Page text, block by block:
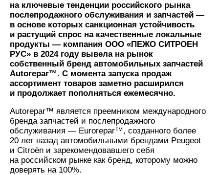
на ключевые тенденции российского рынка
послепродажного обслуживания и запчастей —
в основе которых санкционная устойчивость
и растущий спрос на качественные локальные
продукты — компания ООО «ПЕЖО СИТРОЕН
РУС» в 2024 году вывела на рынок
собственный бренд автомобильных запчастей
Autorepar™. С момента запуска продаж
ассортимент товаров заметно расширился
и продолжает пополняться ежемесячно.
Autorepar™ является преемником международного
бренда запчастей и послепродажного
обслуживания — Eurorepar™, созданного более
20 лет назад автомобильными брендами Peugeot
и Citroёn и зарекомендовавшего себя
на российском рынке как бренд, которому можно
доверять на 100%.